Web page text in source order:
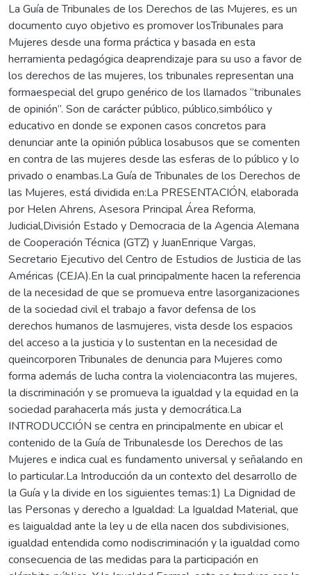
La Guía de Tribunales de los Derechos de las Mujeres, es un
documento cuyo objetivo es promover losTribunales para
Mujeres desde una forma práctica y basada en esta
herramienta pedagógica deaprendizaje para su uso a favor de
los derechos de las mujeres, los tribunales representan una
formaespecial del grupo genérico de los llamados “tribunales
de opinión”. Son de carácter público, público,simbólico y
educativo en donde se exponen casos concretos para
denunciar ante la opinión pública losabusos que se comenten
en contra de las mujeres desde las esferas de lo público y lo
privado o enambas.La Guía de Tribunales de los Derechos de
las Mujeres, está dividida en:La PRESENTACIÓN, elaborada
por Helen Ahrens, Asesora Principal Área Reforma,
Judicial,División Estado y Democracia de la Agencia Alemana
de Cooperación Técnica (GTZ) y JuanEnrique Vargas,
Secretario Ejecutivo del Centro de Estudios de Justicia de las
Américas (CEJA).En la cual principalmente hacen la referencia
de la necesidad de que se promueva entre lasorganizaciones
de la sociedad civil el trabajo a favor defensa de los
derechos humanos de lasmujeres, vista desde los espacios
del acceso a la justicia y lo sustentan en la necesidad de
queincorporen Tribunales de denuncia para Mujeres como
forma además de lucha contra la violenciacontra las mujeres,
la discriminación y se promueva la igualdad y la equidad en la
sociedad parahacerla más justa y democrática.La
INTRODUCCIÓN se centra en principalmente en ubicar el
contenido de la Guía de Tribunalesde los Derechos de las
Mujeres e indica cual es fundamento universal y señalando en
lo particular.La Introducción da un contexto del desarrollo de
la Guía y la divide en los siguientes temas:1) La Dignidad de
las Personas y derecho a Igualdad: La Igualdad Material, que
es laigualdad ante la ley u de ella nacen dos subdivisiones,
igualdad entendida como nodiscriminación y la igualdad como
consecuencia de las medidas para la participación en